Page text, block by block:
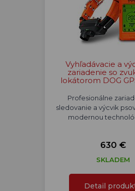
Vyhľadávacie a
zariadenie so
lokátorom DOG
Profesionálne
sledovanie a výcvik
modernou
630 €
SKLADEM
Detail